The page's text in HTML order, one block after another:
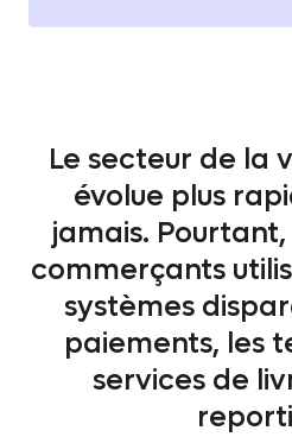
Le secteur de la
évolue plus
jamais.
commerçants
systèmes
paiements, les
services de